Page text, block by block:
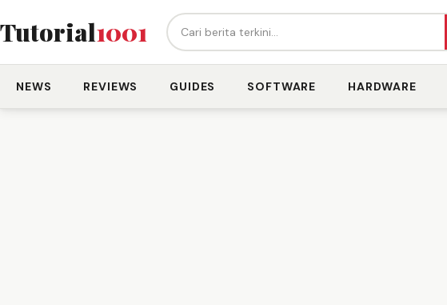
Tutorial1001 Cari berita...
NEWS REVIEWS GUIDES SOFTWARE HARDWARE